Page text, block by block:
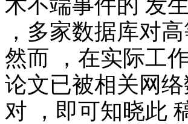
，多家数据库对
然而 ，在实际工
论文已被相关网
对 ，即可知晓此